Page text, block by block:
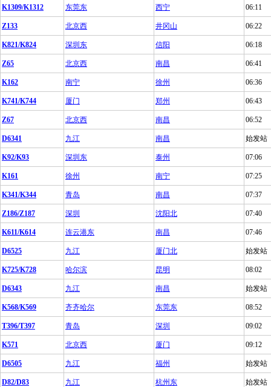
K1309/K1312 东莞东 西宁 06:11
Z133 北京西 井冈山 06:22
K821/K824 深圳东 信阳 06:18
Z65 北京西 南昌 06:41
K162 南宁 徐州 06:36
K741/K744 厦门 郑州 06:43
Z67 北京西 南昌 06:52
D6341 九江 南昌 始发站
K92/K93 深圳东 泰州 07:06
K161 徐州 南宁 07:25
K341/K344 青岛 南昌 07:37
Z186/Z187 深圳 沈阳北 07:40
K611/K614 连云港东 南昌 07:46
D6525 九江 厦门北 始发站
K725/K728 哈尔滨 昆明 08:02
D6343 九江 南昌 始发站
K568/K569 齐齐哈尔 东莞东 08:52
T396/T397 青岛 深圳 09:02
K571 北京西 厦门 09:12
D6505 九江 福州 始发站
D82/D83 九江 杭州东 始发站